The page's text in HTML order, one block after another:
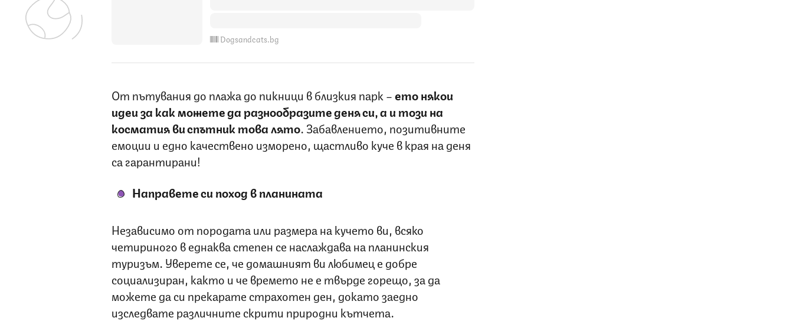
Dogsandcats.bg
От пътувания до плажа до пикници в близкия парк –ето някои
идеи за как можете да разнообразите деня си, а и този на
косматия ви спътник това лято. Забавлението, позитивните
емоции и едно качествено изморено, щастливо куче в края на деня
са гарантирани!
Направете си поход в планината
Независимо от породата или размера на кучето ви, всяко
четириного в еднаква степен се наслаждава на планинския
туризъм. Уверете се, че домашният ви любимец е добре
социализиран, както и че времето не е твърде горещо, за да
можете да си прекарате страхотен ден, докато заедно
изследвате различните скрити природни кътчета.